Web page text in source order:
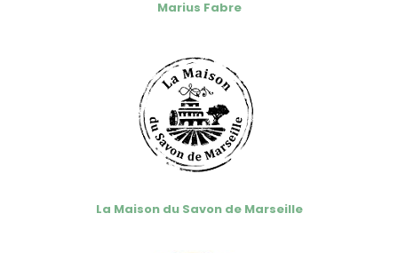
Marius Fabre
La Maison du Savon de Marseille